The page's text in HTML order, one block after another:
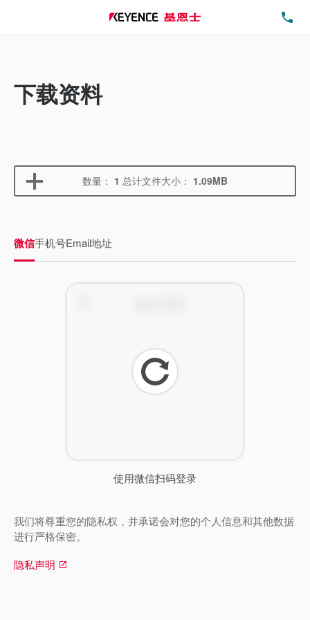
下载资料
数量： 1 总计文件大小： 1.09MB
微信手机号Email地址
使用微信扫码登录
刷
新
我们将尊重您的隐私权，并承诺会对您的个人信息和其他数据
进行严格保密。
隐私声明